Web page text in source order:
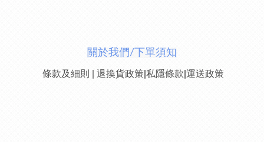
關於我們/下單須知
條款及細則 退換貨政策 私隱條款 運送政策